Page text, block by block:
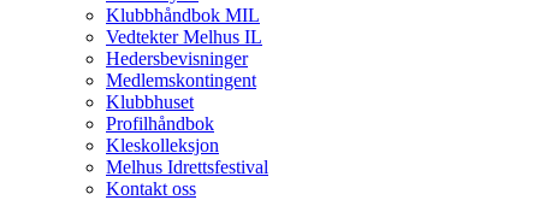
Klubbhåndbok MIL
Vedtekter Melhus IL
Hedersbevisninger
Medlemskontingent
Klubbhuset
Profilhåndbok
Kleskolleksjon
Melhus Idrettsfestival
Kontakt oss